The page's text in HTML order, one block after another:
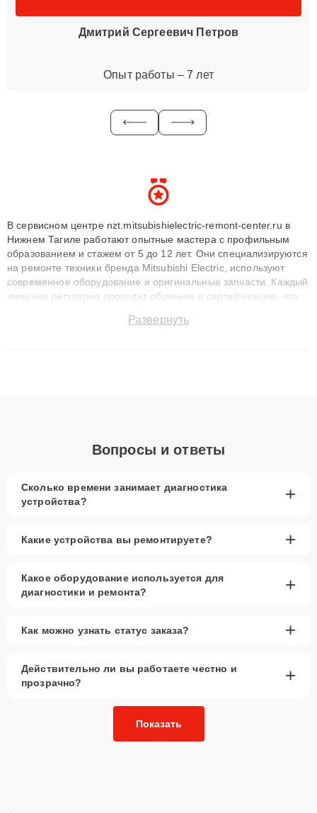
Дмитрий Сергеевич Петров
Опыт работы – 7 лет
В сервисном центре nzt.mitsubishielectric-remont-center.ru в
Нижнем Тагиле работают опытные мастера с профильным
образованием и стажем от 5 до 12 лет. Они специализируются
на ремонте техники бренда Mitsubishi Electric, используют
современное оборудование и оригинальные запчасти. Каждый
инженер регулярно проходит обучение и сертификацию, что
восстанавливать технику с сохранением гарантии до 3 лет.
Развернуть
Вопросы и ответы
Сколько времени занимает диагностика
устройства?
+
Какие устройства вы ремонтируете? +
Какое оборудование используется для
диагностики и ремонта?
+
Как можно узнать статус заказа? +
Действительно ли вы работаете честно и
прозрачно?
+
Показать